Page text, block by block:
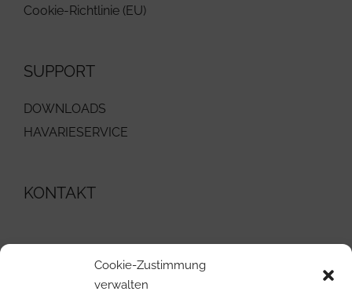
Cookie-Zustimmung
verwalten
Cookie-Richtlinie (EU)
SUPPORT
DOWNLOADS
HAVARIESERVICE
KONTAKT
039954/22401